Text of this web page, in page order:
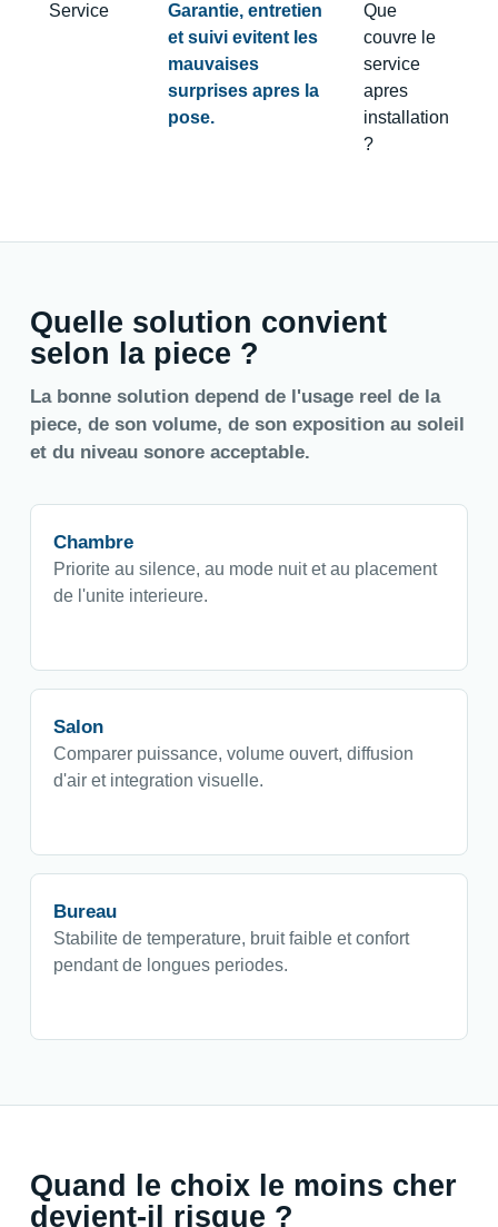
Service
Garantie, entretien
et suivi evitent les
mauvaises
surprises apres la
pose.
Que
couvre le
service
apres
installation
?
Quelle solution convient
selon la piece ?
La bonne solution depend de l'usage reel de la
piece, de son volume, de son exposition au soleil
et du niveau sonore acceptable.
Chambre
Priorite au silence, au mode nuit et au placement
de l'unite interieure.
Salon
Comparer puissance, volume ouvert, diffusion
d'air et integration visuelle.
Bureau
Stabilite de temperature, bruit faible et confort
pendant de longues periodes.
Quand le choix le moins cher
devient-il risque ?